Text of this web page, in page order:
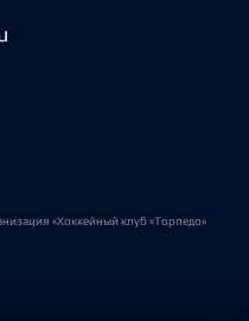
«Хоккейный клуб «Торпедо»